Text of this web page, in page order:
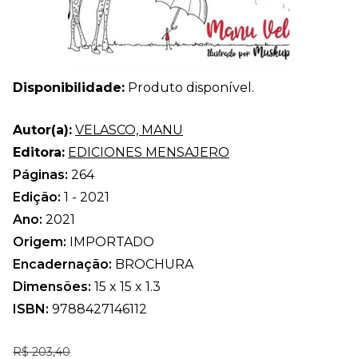
Disponibilidade: Produto disponível.
Autor(a): VELASCO, MANU
Editora: EDICIONES MENSAJERO
Páginas: 264
Edição: 1 - 2021
Ano: 2021
Origem: IMPORTADO
Encadernação: BROCHURA
Dimensões: 15 x 15 x 1.3
ISBN: 9788427146112
R$ 203,40